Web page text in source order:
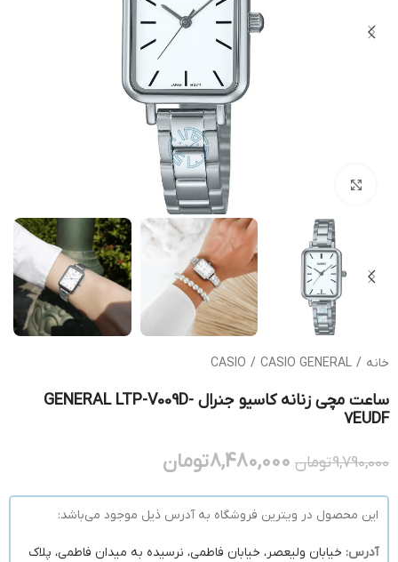
خانه /
CASIO / CASIO GENERAL
ساعت مچی زنانه کاسیو جنرال GENERAL LTP-V009D-
7EUDF
9,790,000تومان 8,480,000تومان
این محصول در ویترین فروشگاه به آدرس ذیل موجود می‌باشد:
آدرس: خیابان ولیعصر، خیابان فاطمی، نرسیده به میدان فاطمی، پلاک